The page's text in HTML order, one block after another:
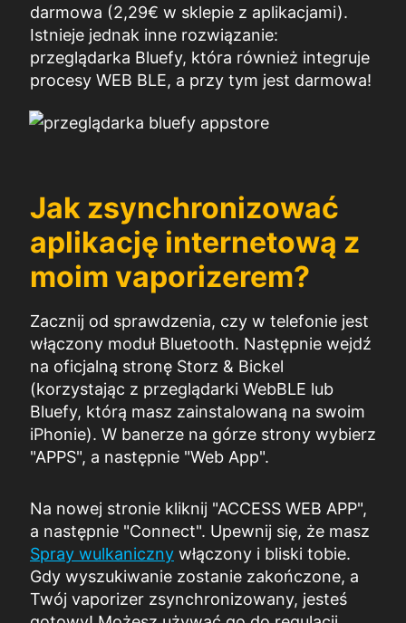
darmowa (2,29€ w sklepie z aplikacjami).
Istnieje jednak inne rozwiązanie:
przeglądarka Bluefy, która również integruje
procesy WEB BLE, a przy tym jest darmowa!
Jak zsynchronizować
aplikację internetową z
moim vaporizerem?
Zacznij od sprawdzenia, czy w telefonie jest
włączony moduł Bluetooth. Następnie wejdź
na oficjalną stronę Storz & Bickel
(korzystając z przeglądarki WebBLE lub
Bluefy, którą masz zainstalowaną na swoim
iPhonie). W banerze na górze strony wybierz
"APPS", a następnie "Web App".
Na nowej stronie kliknij "ACCESS WEB APP",
a następnie "Connect". Upewnij się, że masz
Spray wulkaniczny włączony i bliski tobie.
Gdy wyszukiwanie zostanie zakończone, a
Twój vaporizer zsynchronizowany, jesteś